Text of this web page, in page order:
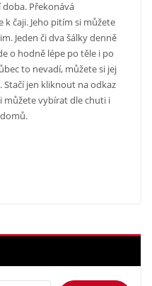
Překonává
čaji. Jeho pitím si můžete
Jeden či dva šálky denně
o hodně lépe po těle i po
to nevadí, můžete si jej
jen kliknout na odkaz
můžete vybírat dle chuti i